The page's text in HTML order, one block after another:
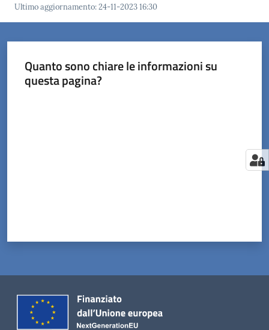
Ultimo aggiornamento:24-11-2023 16:30
Quanto sono chiare le informazioni su
questa pagina?